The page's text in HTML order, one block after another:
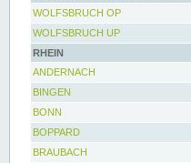
WOLFSBRUCH OP
WOLFSBRUCH UP
RHEIN
ANDERNACH
BINGEN
BONN
BOPPARD
BRAUBACH